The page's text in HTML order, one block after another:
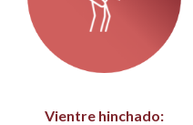
Vientre hinchado: